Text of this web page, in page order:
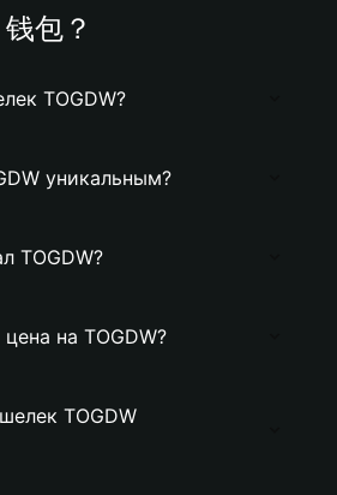
包？
TOGDW?
уникальным?
TOGDW?
на TOGDW?
TOGDW